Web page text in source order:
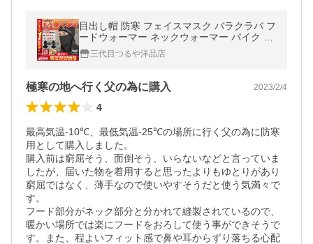
目出し帽 防寒 フェイスマスク バラクラバ フ
ードウォーマー ネックウォーマー バイク 自
転車 裏起毛 スノボー スノーボード スキー
釣り 爆買
三代目つるや洋品店
極寒の地へ行く父の為に購入 2023/2/4
4
最高気温-10℃、最低気温-25℃の場所に行く父の為に防寒
用として購入しました。
購入前は窮屈そう、面倒そう、いらないなどと言っていま
したが、届いた物を着用すると思ったよりもゆとりがあり
窮屈ではなく、薄手なので使いやすそうだと使う気満々で
す。
フード部分がネック部分と分かれて縫製されているので、
暖かい場所では楽にフードをおろして使う事ができそうで
す。また、程よいフィット感で鼻や耳からずり落ちる心配